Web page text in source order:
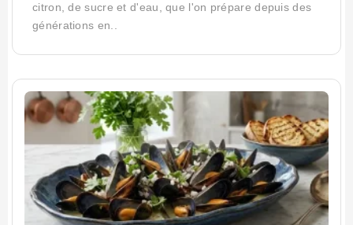
citron, de sucre et d'eau, que l'on prépare depuis des
générations en..